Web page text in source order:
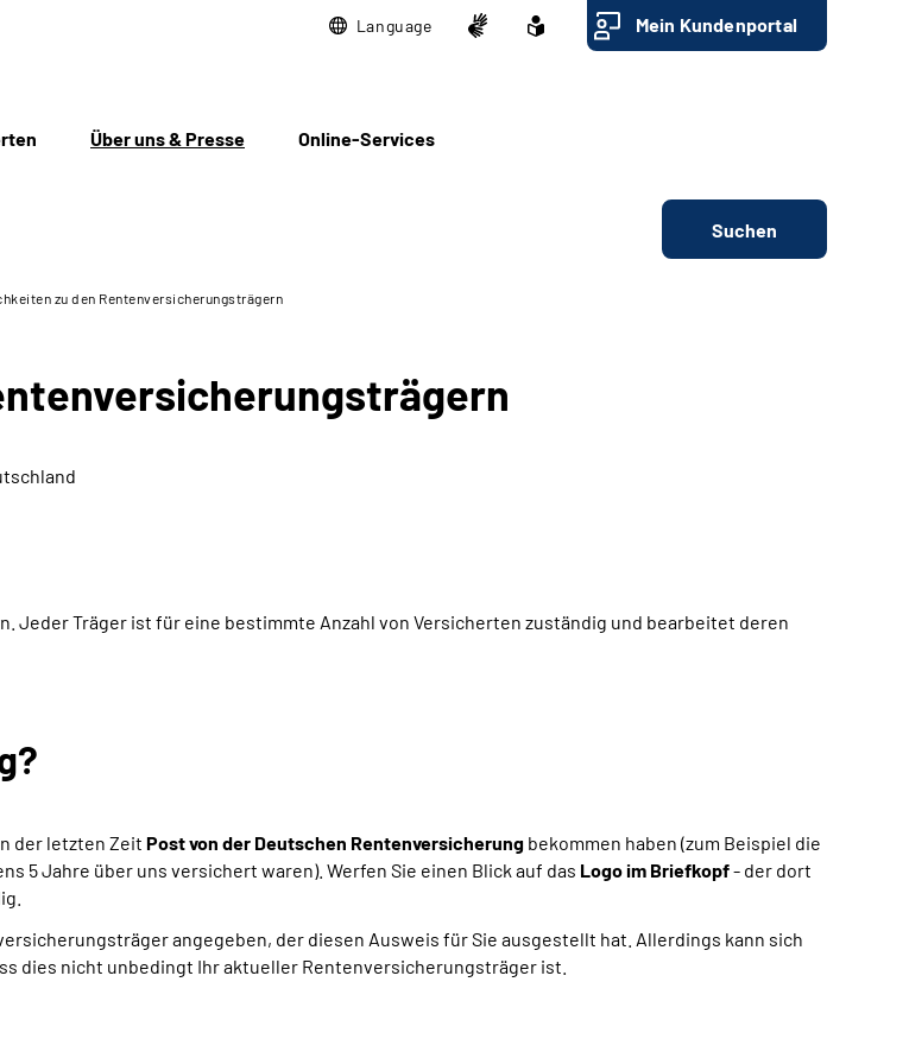
Language Mein Kundenportal
Über uns & Presse Online-Services
Suchen
zu den Rentenversicherungsträgern
Jeder Träger ist für eine bestimmte Anzahl von Versicherten zuständig und bearbeitet deren
der letzten Zeit Post von der Deutschen Rentenversicherung bekommen haben (zum Beispiel die
5 Jahre über uns versichert waren). Werfen Sie einen Blick auf das Logo im Briefkopf- der dort
angegeben, der diesen Ausweis für Sie ausgestellt hat. Allerdings kann sich
dies nicht unbedingt Ihr aktueller Rentenversicherungsträger ist.